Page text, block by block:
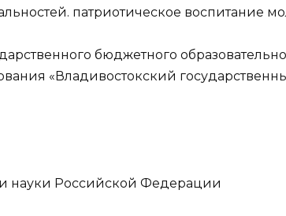
патриотическое воспитание
бюджетного
«Владивостокский
науки Российской Федерации